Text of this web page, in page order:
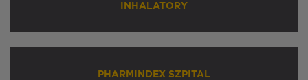
INHALATORY
PHARMINDEX SZPITAL